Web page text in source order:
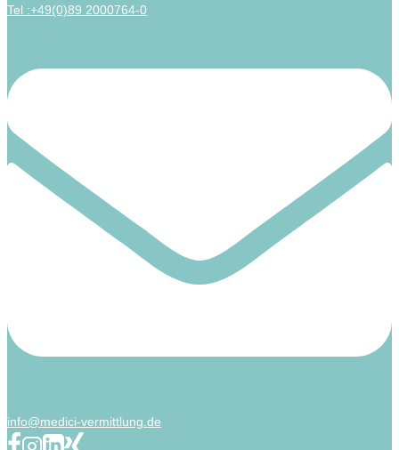
Tel :+49(0)89 2000764-0
info@medici-vermittlung.de